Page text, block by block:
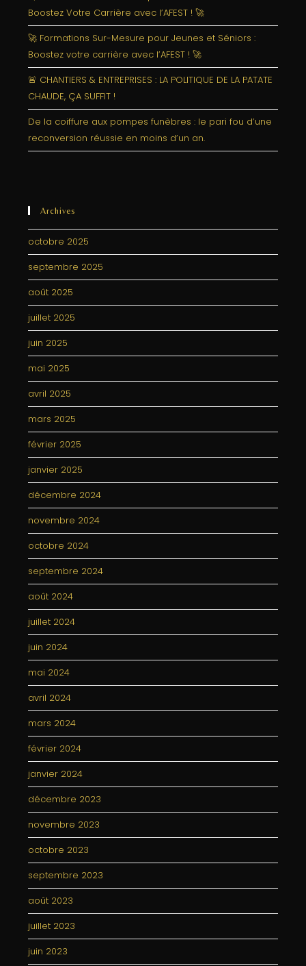
Boostez Votre Carrière avec l’AFEST ! 🚀
🚀 Formations Sur-Mesure pour Jeunes et Séniors :
Boostez votre carrière avec l’AFEST ! 🚀
🚨 CHANTIERS & ENTREPRISES : LA POLITIQUE DE LA PATATE
CHAUDE, ÇA SUFFIT !
De la coiffure aux pompes funèbres : le pari fou d’une
reconversion réussie en moins d’un an.
Archives
octobre 2025
septembre 2025
août 2025
juillet 2025
juin 2025
mai 2025
avril 2025
mars 2025
février 2025
janvier 2025
décembre 2024
novembre 2024
octobre 2024
septembre 2024
août 2024
juillet 2024
juin 2024
mai 2024
avril 2024
mars 2024
février 2024
janvier 2024
décembre 2023
novembre 2023
octobre 2023
septembre 2023
août 2023
juillet 2023
juin 2023